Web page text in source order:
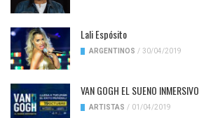
Lali Espósito
ARGENTINOS / 30/04/2019
VAN GOGH EL SUENO INMERSIVO
ARTISTAS / 01/04/2019